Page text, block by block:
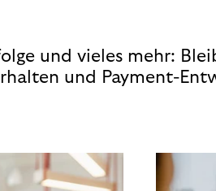
und vieles mehr:
und Payment-